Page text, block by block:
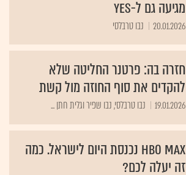
מגיעה גם ל-yes
20.01.2026 נבו טרבלסי
חזרה בה: פרטנר החליטה שלא
להקדים את סוף החוזה מול קשת
19.01.2026 נבו טרבלסי, נבו שפיר וגלית חתן ...
HBO MAX נכנסת היום לישראל. כמה
זה יעלה לכם?